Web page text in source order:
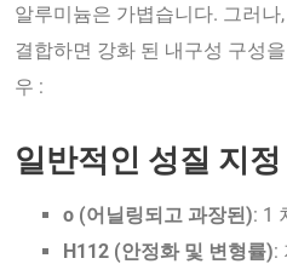
알루미늄은 가볍습니다. 그러
결합하면 강화 된 내구성 구성
우 :
일반적인 성질 지정
o (어닐링되고 과장된): 1
H112 (안정화 및 변형률):